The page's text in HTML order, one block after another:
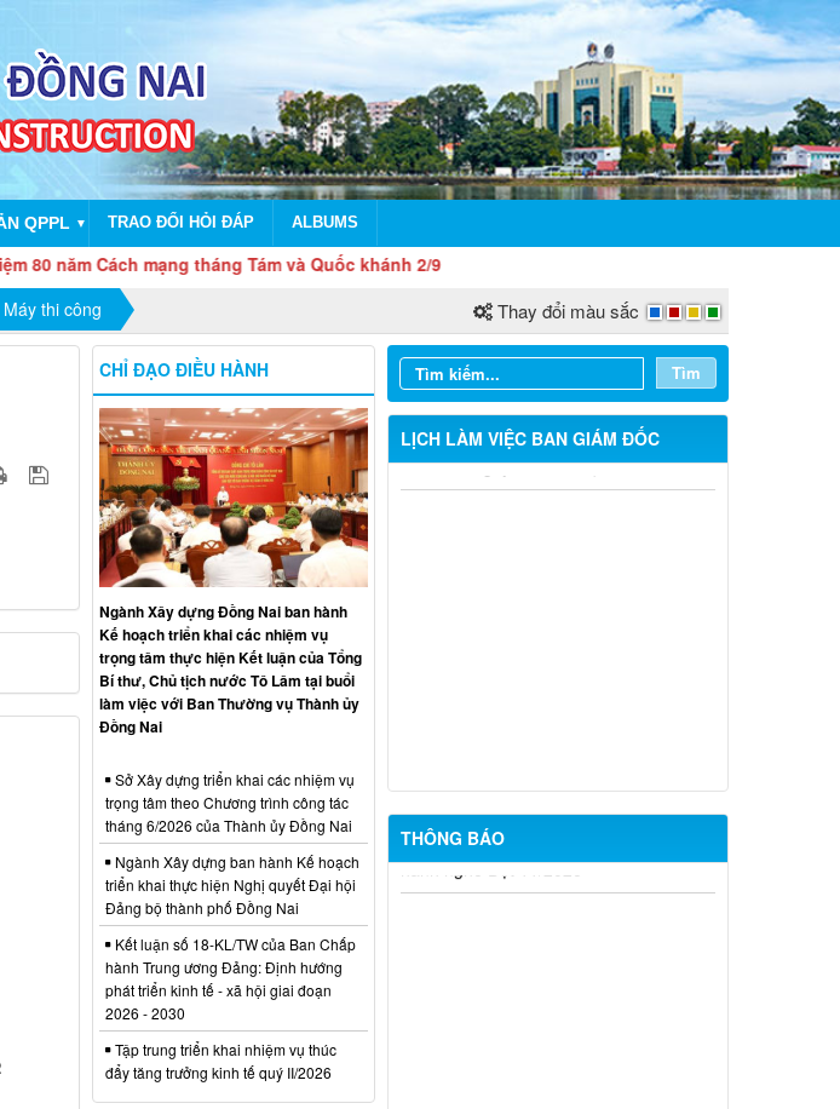
QPPL ▼ TRAO ĐỔI HỎI ĐÁP ALBUMS
Cách mạng tháng Tám và Quốc khánh 2/9
thi công Thay đổi màu sắc
Tìm
LỊCH LÀM VIỆC BAN GIÁM ĐỐC
LỊCH CÔNG TÁC CỦA LÃNH ĐẠO SỞ
LÃNH ĐẠO SỞ XÂY DỰNG (Từ ngày
06/7 đến ngày 11/7/2026)
THÔNG BÁO
Thông báo Kết quả đánh giá hồ sơ đủ
CHỈ ĐẠO ĐIỀU HÀNH
Ngành Xây dựng Đồng Nai ban hành
Kế hoạch triển khai các nhiệm vụ
trọng tâm thực hiện Kết luận của Tổng
Bí thư, Chủ tịch nước Tô Lâm tại buổi
làm việc với Ban Thường vụ Thành ủy
Đồng Nai
Sở Xây dựng triển khai các nhiệm vụ
trọng tâm theo Chương trình công tác
tháng 6/2026 của Thành ủy Đồng Nai
Ngành Xây dựng ban hành Kế hoạch
triển khai thực hiện Nghị quyết Đại hội
Đảng bộ thành phố Đồng Nai
Kết luận số 18-KL/TW của Ban Chấp
hành Trung ương Đảng: Định hướng
phát triển kinh tế - xã hội giai đoạn
2026 - 2030
Tập trung triển khai nhiệm vụ thúc
đẩy tăng trưởng kinh tế quý II/2026